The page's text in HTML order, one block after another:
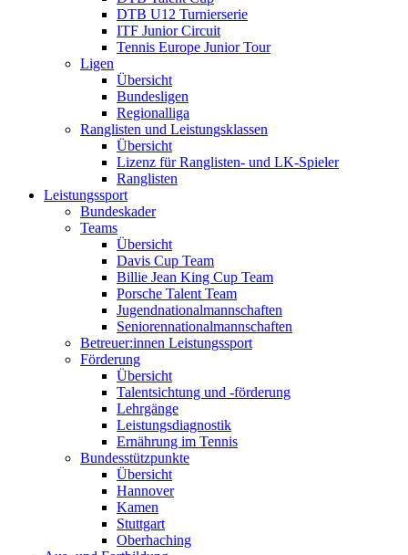
DTB U12 Turnierserie
ITF Junior Circuit
Tennis Europe Junior Tour
Ligen
Übersicht
Bundesligen
Regionalliga
Ranglisten und Leistungsklassen
Übersicht
Lizenz für Ranglisten- und LK-Spieler
Ranglisten
Leistungssport
Bundeskader
Teams
Übersicht
Davis Cup Team
Billie Jean King Cup Team
Porsche Talent Team
Jugendnationalmannschaften
Seniorennationalmannschaften
Betreuer:innen Leistungssport
Förderung
Übersicht
Talentsichtung und -förderung
Lehrgänge
Leistungsdiagnostik
Ernährung im Tennis
Bundesstützpunkte
Übersicht
Hannover
Kamen
Stuttgart
Oberhaching